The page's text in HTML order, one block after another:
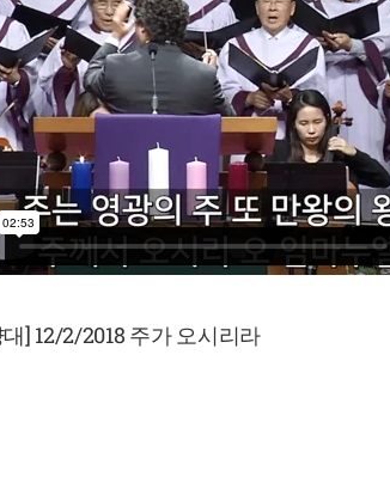
] 12/2/2018 주가 오시리라